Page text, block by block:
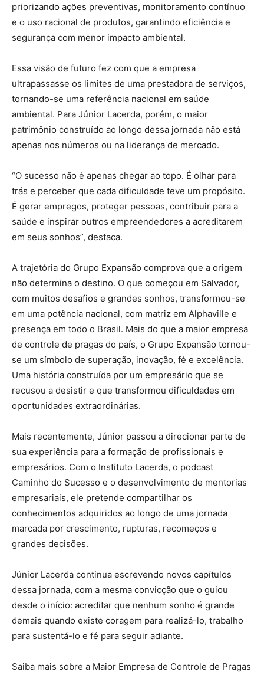
priorizando ações preventivas, monitoramento contínuo
e o uso racional de produtos, garantindo eficiência e
segurança com menor impacto ambiental.
Essa visão de futuro fez com que a empresa
ultrapassasse os limites de uma prestadora de serviços,
tornando-se uma referência nacional em saúde
ambiental. Para Júnior Lacerda, porém, o maior
patrimônio construído ao longo dessa jornada não está
apenas nos números ou na liderança de mercado.
“O sucesso não é apenas chegar ao topo. É olhar para
trás e perceber que cada dificuldade teve um propósito.
É gerar empregos, proteger pessoas, contribuir para a
saúde e inspirar outros empreendedores a acreditarem
em seus sonhos”, destaca.
A trajetória do Grupo Expansão comprova que a origem
não determina o destino. O que começou em Salvador,
com muitos desafios e grandes sonhos, transformou-se
em uma potência nacional, com matriz em Alphaville e
presença em todo o Brasil. Mais do que a maior empresa
de controle de pragas do país, o Grupo Expansão tornou-
se um símbolo de superação, inovação, fé e excelência.
Uma história construída por um empresário que se
recusou a desistir e que transformou dificuldades em
oportunidades extraordinárias.
Mais recentemente, Júnior passou a direcionar parte de
sua experiência para a formação de profissionais e
empresários. Com o Instituto Lacerda, o podcast
Caminho do Sucesso e o desenvolvimento de mentorias
empresariais, ele pretende compartilhar os
conhecimentos adquiridos ao longo de uma jornada
marcada por crescimento, rupturas, recomeços e
grandes decisões.
Júnior Lacerda continua escrevendo novos capítulos
dessa jornada, com a mesma convicção que o guiou
desde o início: acreditar que nenhum sonho é grande
demais quando existe coragem para realizá-lo, trabalho
para sustentá-lo e fé para seguir adiante.
Saiba mais sobre a Maior Empresa de Controle de Pragas